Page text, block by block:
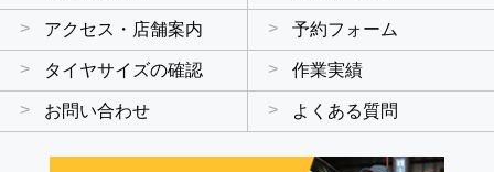
アクセス・店舗案内 予約フォーム
タイヤサイズの確認 作業実績
お問い合わせ よくある質問